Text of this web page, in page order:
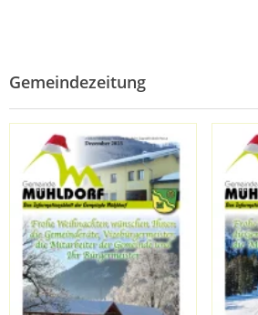
Gemeindezeitung